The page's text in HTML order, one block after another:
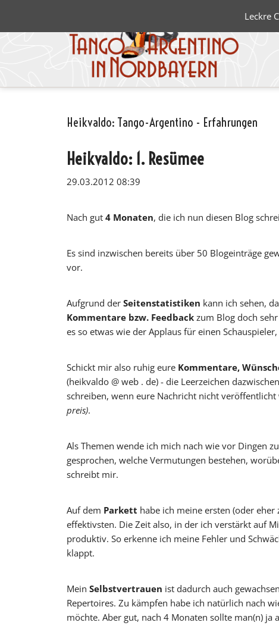
Blanco y
Oscar y
Heikvaldo: Tango-Argentino - Erfahrungen
Heikvaldo: 1. Resümee
29.03.2012 08:39
Nach gut 4 Monaten, die ich nun diesen Blog
Es sind inzwischen bereits über 50 Blogeinträge
vor.
Aufgrund der Seitenstatistiken kann ich sehen,
Kommentare bzw. Feedback zum Blog doch
es so etwas wie der Applaus für einen
Schickt mir also ruhig eure Kommentare,
(heikvaldo @ web . de) - die Leerzeichen
schreiben, wenn eure Nachricht nicht veröffentlicht
preis).
Als Themen wende ich mich nach wie vor Dingen
gesprochen, welche Vermutungen bestehen,
schreibt mir.
Auf dem Parkett habe ich meine ersten (oder
effektivsten. Die Zeit also, in der ich verstärkt auf
produktiv. So erkenne ich meine Fehler und
klappt.
Mein Selbstvertrauen ist dadurch auch
Repertoires. Zu kämpfen habe ich natürlich nach
möchte. Aber gut, nach 4 Monaten sollte man(n) ja
Leckre